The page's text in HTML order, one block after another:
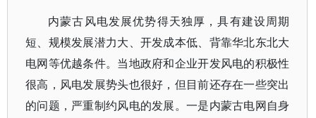
内蒙古风电发展优势得天独厚，具有建设周期
短、规模发展潜力大、开发成本低、背靠华北东北大
电网等优越条件。当地政府和企业开发风电的积极性
很高，风电发展势头也很好，但目前还存在一些突出
的问题，严重制约风电的发展。一是内蒙古电网自身